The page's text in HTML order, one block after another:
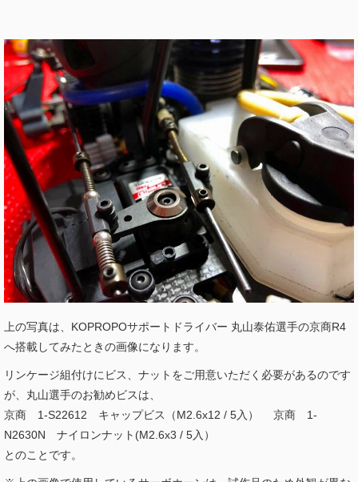
上の写真は、KOPROPOサポートドライバー 丸山泰佑選手の京商R4
へ搭載してみたときの画像になります。
リンケージ組付けにビス、ナットをご用意いただく必要があるのです
が、丸山選手のお勧めビスは、
京商 1-S22612 キャップビス（M2.6x12 / 5入） 京商 1-
N2630N ナイロンナット(M2.6x3 / 5入）
とのことです。